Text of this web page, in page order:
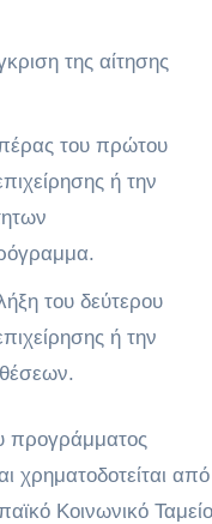
της αίτησης
του πρώτου
ή την
του δεύτερου
ή την
προγράμματος
χρηματοδοτείται από
Κοινωνικό